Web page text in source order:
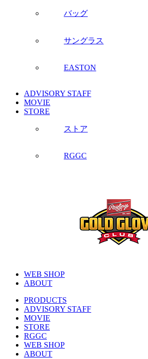
バッグ
サングラス
EASTON
ADVISORY STAFF
MOVIE
STORE
ストア
RGGC
WEB SHOP
ABOUT
PRODUCTS
ADVISORY STAFF
MOVIE
STORE
RGGC
WEB SHOP
ABOUT